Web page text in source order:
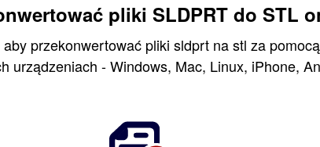
pliki SLDPRT do STL
przekonwertować pliki sldprt na stl za
urządzeniach - Windows, Mac, Linux, iPhone,